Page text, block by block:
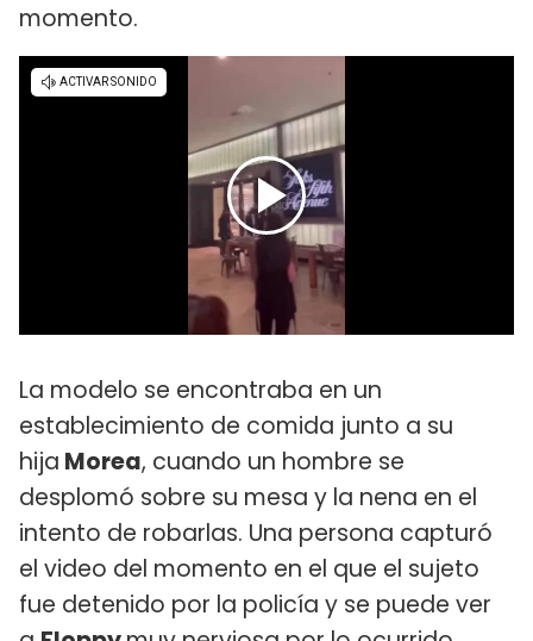
momento.
La modelo se encontraba en un
establecimiento de comida junto a su
hija Morea, cuando un hombre se
desplomó sobre su mesa y la nena en el
intento de robarlas. Una persona capturó
el video del momento en el que el sujeto
fue detenido por la policía y se puede ver